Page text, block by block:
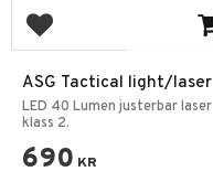
Lägg till i favoriter
ASG Tactical light/laser
LED 40 Lumen justerbar laser
klass 2.
690 KR